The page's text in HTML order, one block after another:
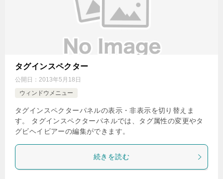
タグインスペクター
公開日： 2013年5月18日
ウィンドウメニュー
タグインスペクターパネルの表示・非表示を切り替えま
す。 タグインスペクターパネルでは、タグ属性の変更やタ
グビヘイビアーの編集ができます。
続きを読む